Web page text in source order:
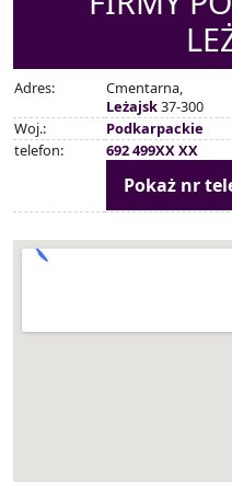
Adres:
Cmentarna,
Leżajsk37-300
Woj.:
Podkarpackie
telefon:
692 499XX XX
Pokaż nr